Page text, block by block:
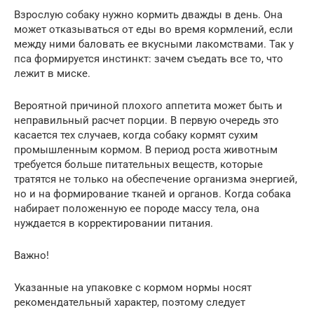
Взрослую собаку нужно кормить дважды в день. Она
может отказываться от еды во время кормлений, если
между ними баловать ее вкусными лакомствами. Так у
пса формируется инстинкт: зачем съедать все то, что
лежит в миске.
Вероятной причиной плохого аппетита может быть и
неправильный расчет порции. В первую очередь это
касается тех случаев, когда собаку кормят сухим
промышленным кормом. В период роста животным
требуется больше питательных веществ, которые
тратятся не только на обеспечение организма энергией,
но и на формирование тканей и органов. Когда собака
набирает положенную ее породе массу тела, она
нуждается в корректировании питания.
Важно!
Указанные на упаковке с кормом нормы носят
рекомендательный характер, поэтому следует